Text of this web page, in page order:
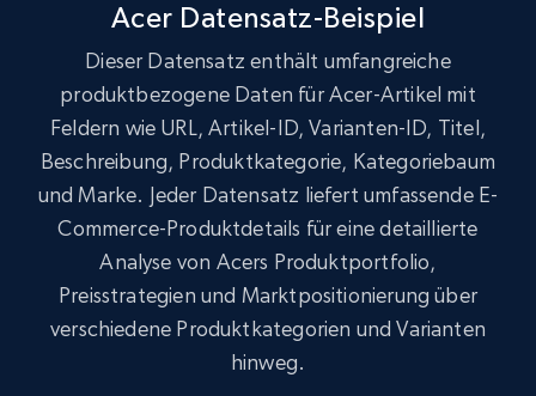
Target
URL, Product id, Title, Product description,
Rating, Reviews count, Initial price, Discount,
and more.
eCommerce
1.3K+ 175+ Jetzt kaufen
Acer Datensatz-Beispiel
Dieser Datensatz enthält umfangreiche
produktbezogene Daten für Acer-Artikel mit
Feldern wie URL, Artikel-ID, Varianten-ID, Titel,
Beschreibung, Produktkategorie, Kategoriebaum
und Marke. Jeder Datensatz liefert umfassende E-
Commerce-Produktdetails für eine detaillierte
Analyse von Acers Produktportfolio,
Preisstrategien und Marktpositionierung über
verschiedene Produktkategorien und Varianten
hinweg.